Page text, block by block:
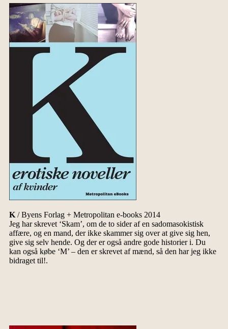
K/ Byens Forlag + Metropolitan e-books 2014
Jeg har skrevet ‘Skam’, om de to sider af en sadomasokistisk
affære, og en mand, der ikke skammer sig over at give sig hen,
give sig selv hende. Og der er også andre gode historier i. Du
kan også købe ‘M’ – den er skrevet af mænd, så den har jeg ikke
bidraget til!.